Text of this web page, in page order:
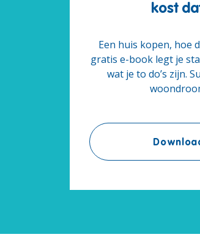
kost
Een huis kopen, hoe
gratis e-book legt je
wat je to do’s zijn.